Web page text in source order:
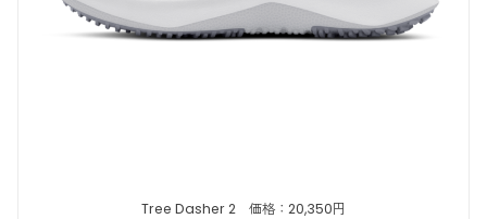
Tree Dasher 2 価格：20,350円